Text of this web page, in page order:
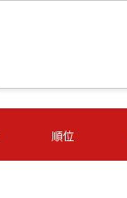
第16節 09/05 (土) 15:00
石人の星
-
順位